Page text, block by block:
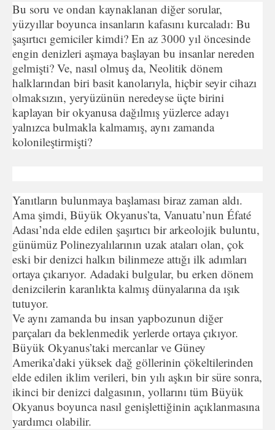
Bu soru ve ondan kaynaklanan diğer sorular,
yüzyıllar boyunca insanların kafasını kurcaladı: Bu
şaşırtıcı gemiciler kimdi? En az 3000 yıl öncesinde
engin denizleri aşmaya başlayan bu insanlar nereden
gelmişti? Ve, nasıl olmuş da, Neolitik dönem
halklarından biri basit kanolarıyla, hiçbir seyir cihazı
olmaksızın, yeryüzünün neredeyse üçte birini
kaplayan bir okyanusa dağılmış yüzlerce adayı
yalnızca bulmakla kalmamış, aynı zamanda
kolonileştirmişti?
Yanıtların bulunmaya başlaması biraz zaman aldı.
Ama şimdi, Büyük Okyanus’ta, Vanuatu’nun Éfaté
Adası’nda elde edilen şaşırtıcı bir arkeolojik buluntu,
günümüz Polinezyalılarının uzak ataları olan, çok
eski bir denizci halkın bilinmeze attığı ilk adımları
ortaya çıkarıyor. Adadaki bulgular, bu erken dönem
denizcilerin karanlıkta kalmış dünyalarına da ışık
tutuyor.
Ve aynı zamanda bu insan yapbozunun diğer
parçaları da beklenmedik yerlerde ortaya çıkıyor.
Büyük Okyanus’taki mercanlar ve Güney
Amerika’daki yüksek dağ göllerinin çökeltilerinden
elde edilen iklim verileri, bin yılı aşkın bir süre sonra,
ikinci bir denizci dalgasının, yollarını tüm Büyük
Okyanus boyunca nasıl genişlettiğinin açıklanmasına
yardımcı olabilir.